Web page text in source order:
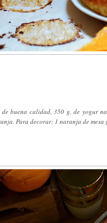
de buena calidad, 350 g. de yogur
Para decorar: 1 naranja de